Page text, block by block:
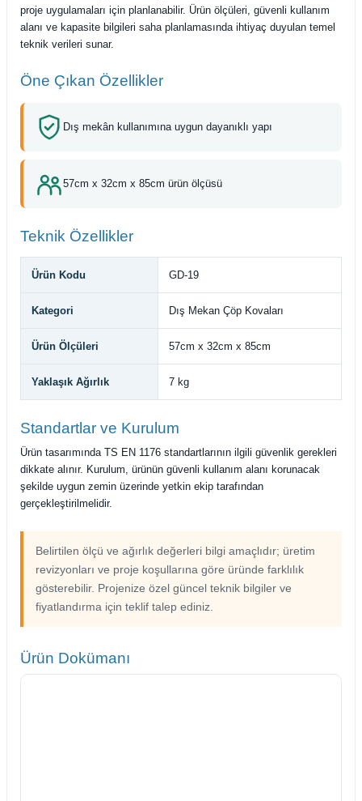
proje uygulamaları için planlanabilir. Ürün ölçüleri, güvenli kullanım
alanı ve kapasite bilgileri saha planlamasında ihtiyaç duyulan temel
teknik verileri sunar.
Öne Çıkan Özellikler
Dış mekân kullanımına uygun dayanıklı yapı
57cm x 32cm x 85cm ürün ölçüsü
Teknik Özellikler
Ürün Kodu GD-19
Kategori Dış Mekan Çöp Kovaları
Ürün Ölçüleri 57cm x 32cm x 85cm
Yaklaşık Ağırlık 7 kg
Standartlar ve Kurulum
Ürün tasarımında TS EN 1176 standartlarının ilgili güvenlik gerekleri
dikkate alınır. Kurulum, ürünün güvenli kullanım alanı korunacak
şekilde uygun zemin üzerinde yetkin ekip tarafından
gerçekleştirilmelidir.
Belirtilen ölçü ve ağırlık değerleri bilgi amaçlıdır; üretim
revizyonları ve proje koşullarına göre üründe farklılık
gösterebilir. Projenize özel güncel teknik bilgiler ve
fiyatlandırma için teklif talep ediniz.
Ürün Dokümanı